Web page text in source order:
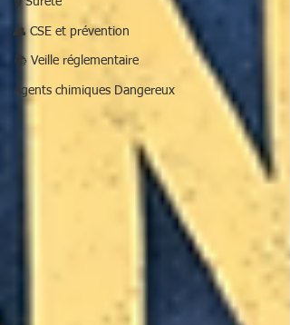
👥 CSE et prévention
📚 Veille réglementaire
Agents chimiques Dangereux